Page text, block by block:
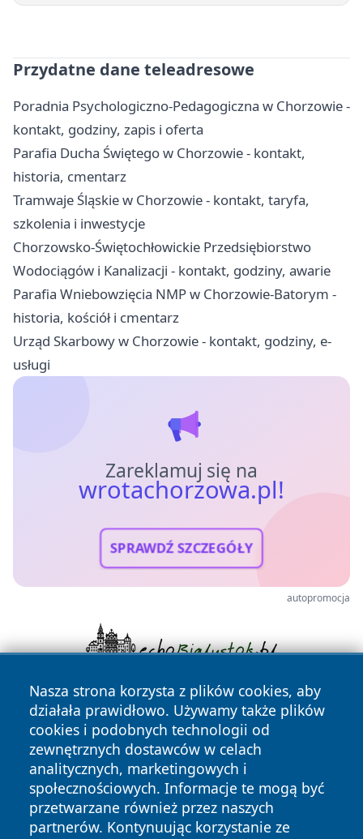
Przydatne dane teleadresowe
Poradnia Psychologiczno-Pedagogiczna w Chorzowie -
kontakt, godziny, zapis i oferta
Parafia Ducha Świętego w Chorzowie - kontakt,
historia, cmentarz
Tramwaje Śląskie w Chorzowie - kontakt, taryfa,
szkolenia i inwestycje
Chorzowsko-Świętochłowickie Przedsiębiorstwo
Wodociągów i Kanalizacji - kontakt, godziny, awarie
Parafia Wniebowzięcia NMP w Chorzowie-Batorym -
historia, kościół i cmentarz
Urząd Skarbowy w Chorzowie - kontakt, godziny, e-
usługi
Zareklamuj się na
wrotachorzowa.pl!
SPRAWDŹ SZCZEGÓŁY
autopromocja
Nasza strona korzysta z plików cookies, aby
działała prawidłowo. Używamy także plików
cookies i podobnych technologii od
zewnętrznych dostawców w celach
analitycznych, marketingowych i
społecznościowych. Informacje te mogą być
przetwarzane również przez naszych
partnerów. Kontynuując korzystanie ze
Copyright © 2026 wrotachorzowa.pl Wszystkie prawa
zastrzeżone.